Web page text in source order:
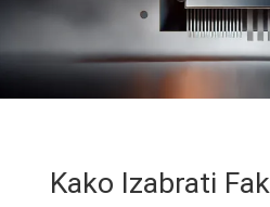
Kako Izabrati